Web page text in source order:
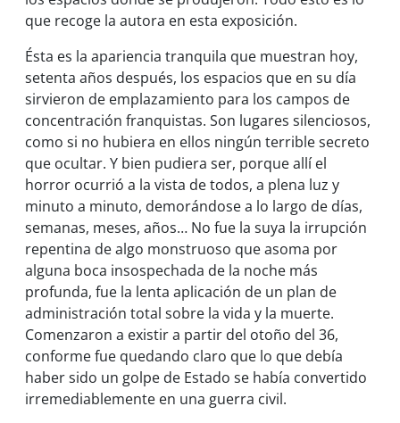
que recoge la autora en esta exposición.
Ésta es la apariencia tranquila que muestran hoy,
setenta años después, los espacios que en su día
sirvieron de emplazamiento para los campos de
concentración franquistas. Son lugares silenciosos,
como si no hubiera en ellos ningún terrible secreto
que ocultar. Y bien pudiera ser, porque allí el
horror ocurrió a la vista de todos, a plena luz y
minuto a minuto, demorándose a lo largo de días,
semanas, meses, años… No fue la suya la irrupción
repentina de algo monstruoso que asoma por
alguna boca insospechada de la noche más
profunda, fue la lenta aplicación de un plan de
administración total sobre la vida y la muerte.
Comenzaron a existir a partir del otoño del 36,
conforme fue quedando claro que lo que debía
haber sido un golpe de Estado se había convertido
irremediablemente en una guerra civil.